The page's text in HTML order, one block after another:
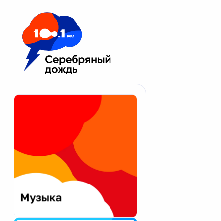
Москва 100.1 FM
Апатиты
Екатеринбург
Калининград
Калуга